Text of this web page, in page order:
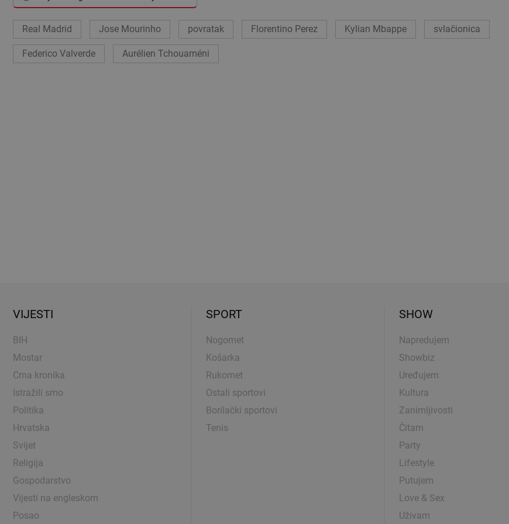
Real Madrid Jose Mourinho povratak Florentino Perez Kylian Mbappe svlačionica
Federico Valverde Aurélien Tchouaméni
VIJESTI
BIH
Mostar
Crna kronika
Istražili smo
Politika
Hrvatska
Svijet
Religija
Gospodarstvo
Vijesti na engleskom
Posao
SPORT
Nogomet
Košarka
Rukomet
Ostali sportovi
Borilački sportovi
Tenis
SHOW
Napredujem
Showbiz
Uređujem
Kultura
Zanimljivosti
Čitam
Party
Lifestyle
Putujem
Love & Sex
Uživam